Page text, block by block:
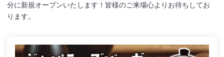
分に新規オープンいたします！皆様のご来場心よりお待ちしてお
ります。